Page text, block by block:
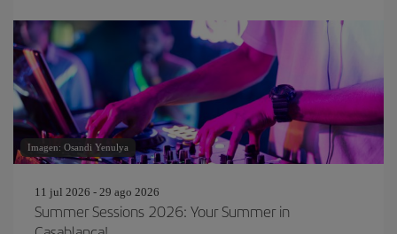
Imagen: Osandi Yenulya
11 jul 2026 - 29 ago 2026
Summer Sessions 2026: Your Summer in